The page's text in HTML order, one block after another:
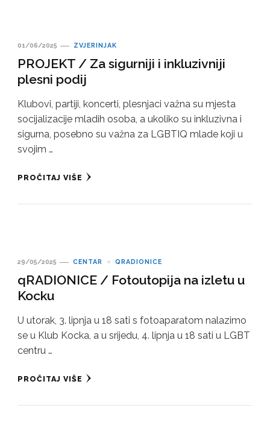
01/06/2025 ZVJERINJAK
PROJEKT / Za sigurniji i inkluzivniji
plesni podij
Klubovi, partiji, koncerti, plesnjaci važna su mjesta
socijalizacije mladih osoba, a ukoliko su inkluzivna i
sigurna, posebno su važna za LGBTIQ mlade koji u
svojim …
PROČITAJ VIŠE
29/05/2025 CENTAR QRADIONICE
qRADIONICE / Fotoutopija na izletu u
Kocku
U utorak, 3. lipnja u 18 sati s fotoaparatom nalazimo
se u Klub Kocka, a u srijedu, 4. lipnja u 18 sati u LGBT
centru …
PROČITAJ VIŠE